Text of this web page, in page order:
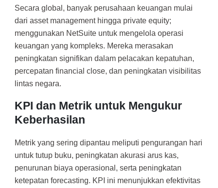
Secara global, banyak perusahaan keuangan mulai
dari asset management hingga private equity;
menggunakan NetSuite untuk mengelola operasi
keuangan yang kompleks. Mereka merasakan
peningkatan signifikan dalam pelacakan kepatuhan,
percepatan financial close, dan peningkatan visibilitas
lintas negara.
KPI dan Metrik untuk Mengukur
Keberhasilan
Metrik yang sering dipantau meliputi pengurangan hari
untuk tutup buku, peningkatan akurasi arus kas,
penurunan biaya operasional, serta peningkatan
ketepatan forecasting. KPI ini menunjukkan efektivitas